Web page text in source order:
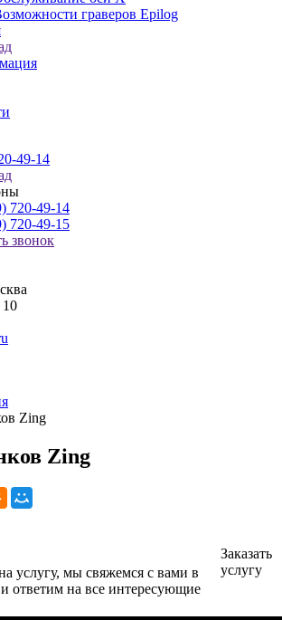
граверов Epilog
49-14
720-49-14
720-49-15
звонок
Zing
Zing
услугу, мы свяжемся с вами в
ответим на все интересующие
Заказать
услугу